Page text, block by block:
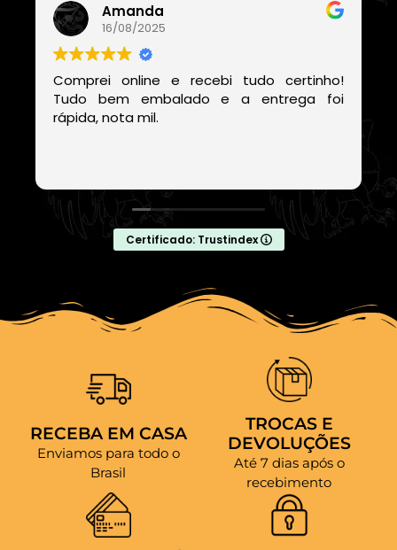
Amanda
16/08/2025
Comprei online e recebi tudo certinho!
Tudo bem embalado e a entrega foi
rápida, nota mil.
Certificado: Trustindex
RECEBA EM CASA
Enviamos para todo o
Brasil
TROCAS E
DEVOLUÇÕES
Até 7 dias após o
recebimento